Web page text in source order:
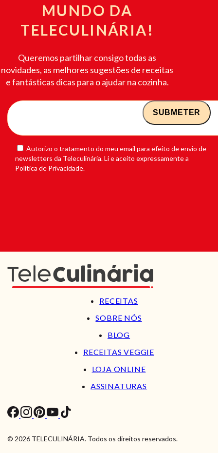
MUNDO DA
TELECULINÁRIA!
Queremos partilhar consigo todas as
novidades, as melhores sugestões de receitas
e fantásticas dicas para o ajudar na cozinha.
Autorizo o tratamento do meu email para efeito de envio de
newsletters da Teleculinária. Li e aceito expressamente a
Política de Privacidade.
RECEITAS
SOBRE NÓS
BLOG
RECEITAS VEGGIE
LOJA ONLINE
ASSINATURAS
© 2026 TELECULINÁRIA. Todos os direitos reservados.